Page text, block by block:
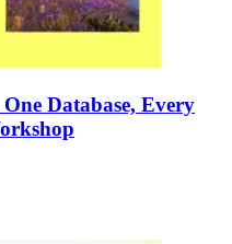
Database, Every